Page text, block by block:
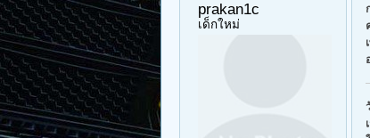
prakan1c
เด็กใหม่